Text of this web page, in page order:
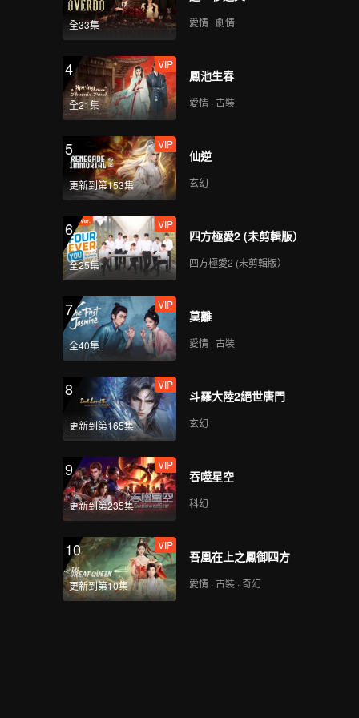
439
VIP
440
441
VIP
442
443
VIP
445
VIP
446
447
VIP
448
全33集 愛情 · 劇情
4
全21集
VIP
鳳池生春
愛情 · 古裝
5
更新到第153集
VIP
仙逆
玄幻
6
全25集
VIP
四方極愛2 (未剪輯版）
四方極愛2 (未剪輯版）
7
全40集
VIP
莫離
愛情 · 古裝
8
更新到第165集
VIP
斗羅大陸2絕世唐門
玄幻
9
更新到第235集
VIP
吞噬星空
科幻
10
更新到第10集
VIP
吾凰在上之鳳御四方
愛情 · 古裝 · 奇幻